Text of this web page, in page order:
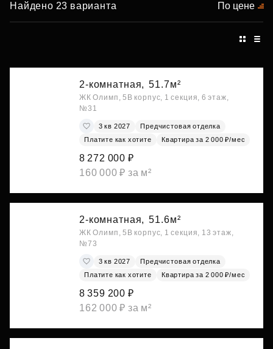
Найдено 23 варианта По цене
2-комнатная, 51.7м²
ЖК Олимп, 5В корпус, 1 секция, 6 этаж,
№31
3 кв 2027
Предчистовая отделка
Платите как хотите
Квартира за 2 000 ₽/мес
8 272 000 ₽
160 000 ₽ за м²
2-комнатная, 51.6м²
ЖК Олимп, 5В корпус, 1 секция, 13 этаж,
№73
3 кв 2027
Предчистовая отделка
Платите как хотите
Квартира за 2 000 ₽/мес
8 359 200 ₽
162 000 ₽ за м²